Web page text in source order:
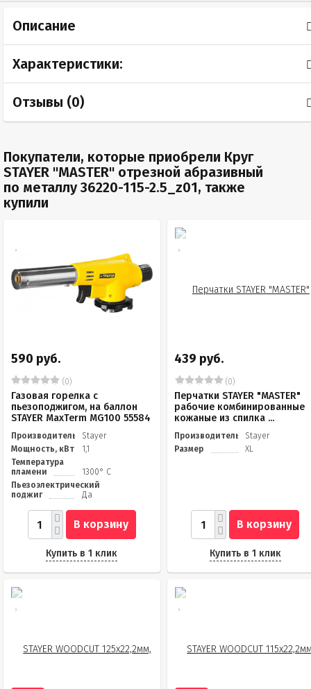
Описание
Характеристики:
Отзывы (0)
Покупатели, которые приобрели Круг
STAYER "MASTER" отрезной абразивный
по металлу 36220-115-2.5_z01, также
купили
590 руб.
(0)
Газовая горелка с
пьезоподжигом, на баллон
STAYER MaxTerm MG100 55584
Производитель
Stayer
Мощность, кВт
1,1
Температура
пламени
1300° C
Пьезоэлектрический
поджиг
Да
В корзину
Купить в 1 клик
439 руб.
(0)
Перчатки STAYER "MASTER"
рабочие комбинированные
кожаные из спилка ...
Производитель
Stayer
Размер
XL
В корзину
Купить в 1 клик